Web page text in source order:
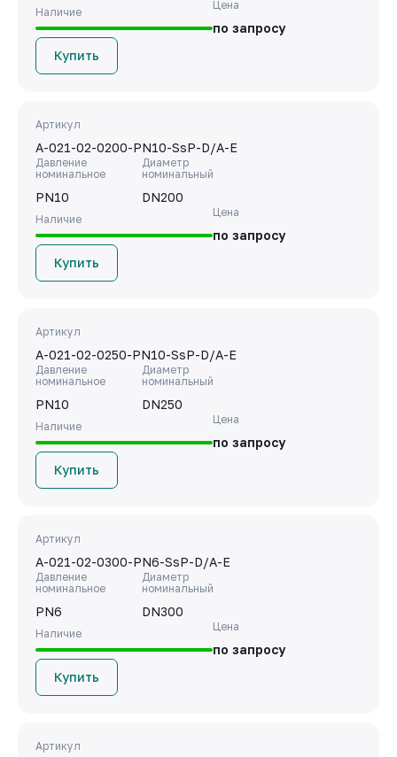
Наличие
Цена
по запросу
Купить
Артикул
A-021-02-0200-PN10-SsP-D/A-E
Давление
номинальное
PN10
Диаметр
номинальный
DN200
Наличие
Цена
по запросу
Купить
Артикул
A-021-02-0250-PN10-SsP-D/A-E
Давление
номинальное
PN10
Диаметр
номинальный
DN250
Наличие
Цена
по запросу
Купить
Артикул
A-021-02-0300-PN6-SsP-D/A-E
Давление
номинальное
PN6
Диаметр
номинальный
DN300
Наличие
Цена
по запросу
Купить
Артикул